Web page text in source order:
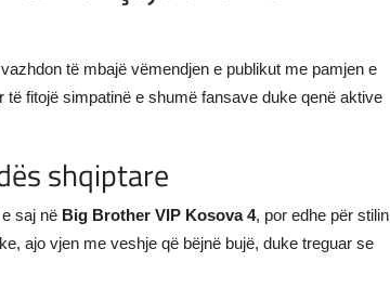
të mbajë vëmendjen e publikut me pamjen e
të fitojë simpatinë e shumë fansave duke qenë aktive
shqiptare
saj në Big Brother VIP Kosova 4, por edhe për stilin
ajo vjen me veshje që bëjnë bujë, duke treguar se